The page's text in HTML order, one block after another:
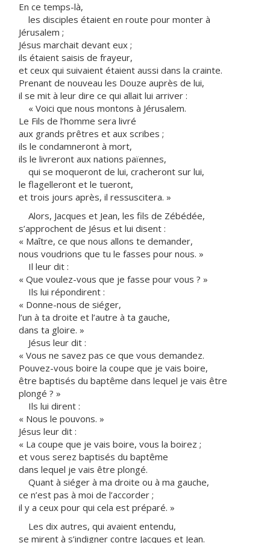
En ce temps-là,
les disciples étaient en route pour monter à
Jérusalem ;
Jésus marchait devant eux ;
ils étaient saisis de frayeur,
et ceux qui suivaient étaient aussi dans la crainte.
Prenant de nouveau les Douze auprès de lui,
il se mit à leur dire ce qui allait lui arriver :
« Voici que nous montons à Jérusalem.
Le Fils de l’homme sera livré
aux grands prêtres et aux scribes ;
ils le condamneront à mort,
ils le livreront aux nations païennes,
qui se moqueront de lui, cracheront sur lui,
le flagelleront et le tueront,
et trois jours après, il ressuscitera. »
Alors, Jacques et Jean, les fils de Zébédée,
s’approchent de Jésus et lui disent :
« Maître, ce que nous allons te demander,
nous voudrions que tu le fasses pour nous. »
Il leur dit :
« Que voulez-vous que je fasse pour vous ? »
Ils lui répondirent :
« Donne-nous de siéger,
l’un à ta droite et l’autre à ta gauche,
dans ta gloire. »
Jésus leur dit :
« Vous ne savez pas ce que vous demandez.
Pouvez-vous boire la coupe que je vais boire,
être baptisés du baptême dans lequel je vais être
plongé ? »
Ils lui dirent :
« Nous le pouvons. »
Jésus leur dit :
« La coupe que je vais boire, vous la boirez ;
et vous serez baptisés du baptême
dans lequel je vais être plongé.
Quant à siéger à ma droite ou à ma gauche,
ce n’est pas à moi de l’accorder ;
il y a ceux pour qui cela est préparé. »
Les dix autres, qui avaient entendu,
se mirent à s’indigner contre Jacques et Jean.